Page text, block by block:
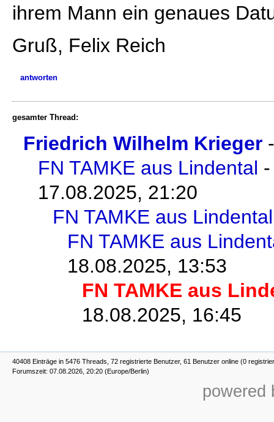
ihrem Mann ein genaues
Gruß, Felix Reich
antworten
gesamter Thread:
Friedrich Wilhelm Krieger
FN TAMKE aus Lindental
17.08.2025, 21:20
FN TAMKE aus Lindental
FN TAMKE aus
18.08.2025, 13:53
FN TAMKE aus
18.08.2025, 16:45
40408 Einträge in 5476 Threads, 72 registrierte Benutzer, 61 Benutzer online (0
Forumszeit: 07.08.2026, 20:20 (Europe/Berlin)
powered